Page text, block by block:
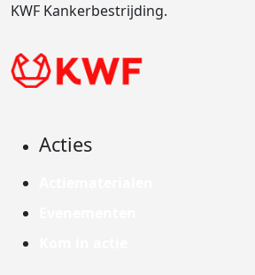
KWF Kankerbestrijding.
Acties